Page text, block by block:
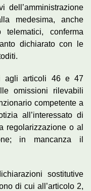
dell’amministrazione
medesima, anche
telematici, conferma
dichiarato con le
agli articoli 46 e 47
omissioni rilevabili
competente a
all’interessato di
regolarizzazione o al
in mancanza il
sostitutive
di cui all’articolo 2,